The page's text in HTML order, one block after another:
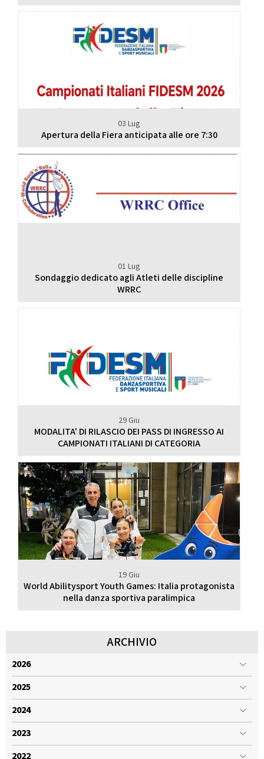
03 Lug
Apertura della Fiera anticipata alle ore 7:30
01 Lug
Sondaggio dedicato agli Atleti delle discipline
WRRC
29 Giu
MODALITA' DI RILASCIO DEI PASS DI INGRESSO AI
CAMPIONATI ITALIANI DI CATEGORIA
19 Giu
World Abilitysport Youth Games: Italia protagonista
nella danza sportiva paralimpica
ARCHIVIO
2026
2025
2024
2023
2022